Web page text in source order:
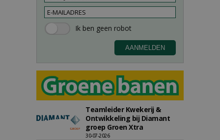
Teamleider Kwekerij &
Ontwikkeling bij Diamant
groep Groen Xtra
30-07-2026